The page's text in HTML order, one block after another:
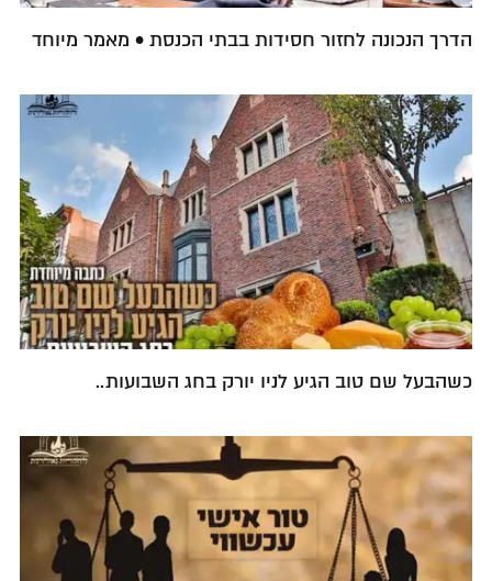
הדרך הנכונה לחזור חסידות בבתי הכנסת • מאמר מיוחד
כשהבעל שם טוב הגיע לניו יורק בחג השבועות..